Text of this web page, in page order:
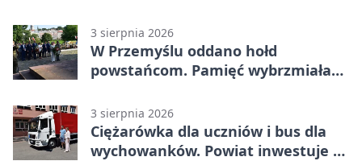
3 sierpnia 2026
W Przemyślu oddano hołd
powstańcom. Pamięć wybrzmiała
3 sierpnia 2026
Ciężarówka dla uczniów i bus dla
wychowanków. Powiat inwestuje w